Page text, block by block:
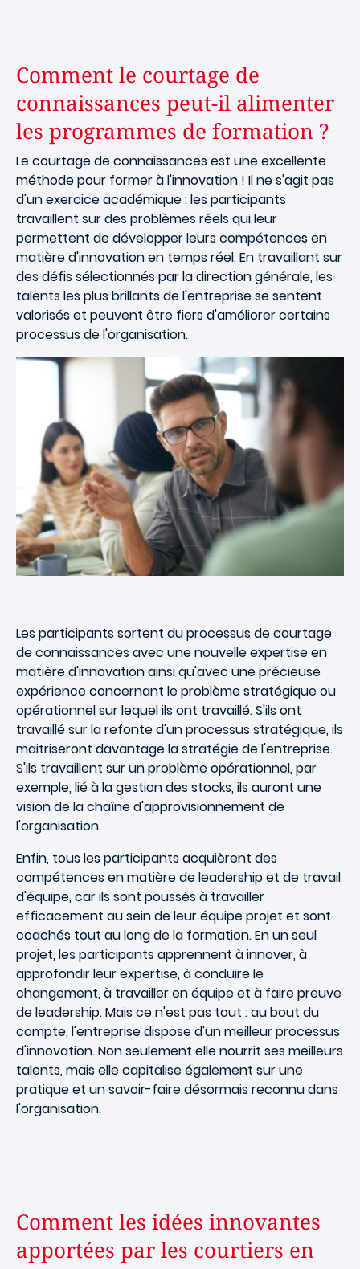
Comment le courtage de
connaissances peut-il alimenter
les programmes de formation ?
Le courtage de connaissances est une excellente
méthode pour former à l'innovation ! Il ne s'agit pas
d'un exercice académique : les participants
travaillent sur des problèmes réels qui leur
permettent de développer leurs compétences en
matière d'innovation en temps réel. En travaillant sur
des défis sélectionnés par la direction générale, les
talents les plus brillants de l'entreprise se sentent
valorisés et peuvent être fiers d'améliorer certains
processus de l'organisation.
Les participants sortent du processus de courtage
de connaissances avec une nouvelle expertise en
matière d'innovation ainsi qu'avec une précieuse
expérience concernant le problème stratégique ou
opérationnel sur lequel ils ont travaillé. S'ils ont
travaillé sur la refonte d'un processus stratégique, ils
maitriseront davantage la stratégie de l'entreprise.
S'ils travaillent sur un problème opérationnel, par
exemple, lié à la gestion des stocks, ils auront une
vision de la chaîne d'approvisionnement de
l'organisation.
Enfin, tous les participants acquièrent des
compétences en matière de leadership et de travail
d'équipe, car ils sont poussés à travailler
efficacement au sein de leur équipe projet et sont
coachés tout au long de la formation. En un seul
projet, les participants apprennent à innover, à
approfondir leur expertise, à conduire le
changement, à travailler en équipe et à faire preuve
de leadership. Mais ce n'est pas tout : au bout du
compte, l'entreprise dispose d'un meilleur processus
d'innovation. Non seulement elle nourrit ses meilleurs
talents, mais elle capitalise également sur une
pratique et un savoir-faire désormais reconnu dans
l'organisation.
Comment les idées innovantes
apportées par les courtiers en